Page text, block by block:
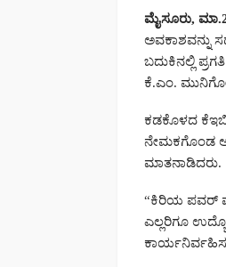
ಮೈಸೂರು,
ಅವಕಾಶವನ್ನು
ಬದುಕಿನಲ್ಲಿ
ಕೆ.ಎಂ.
ಕಡಕೊಳದ
ನೇಮಕಗೊಂಡ
ಮಾತನಾಡಿದರು.
“ಕಿರಿಯ ಪವರ್
ಎಲ್ಲರಿಗೂ